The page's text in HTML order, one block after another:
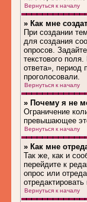
Вернуться к началу
» Как мне
При создании
для создания
опросов.
текстового
ответа», период
проголосовали.
Вернуться к началу
» Почему я не
Ограничение
превышающее
Вернуться к началу
» Как мне
Так же, как и
перейдите к
опрос или
Вернуться к началу